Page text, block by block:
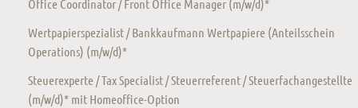
Office Coordinator / Front Office Manager (m/w/d)*
Wertpapierspezialist / Bankkaufmann Wertpapiere (Anteilsschein
Operations) (m/w/d)*
Steuerexperte / Tax Specialist / Steuerreferent / Steuerfachangestellte
(m/w/d)* mit Homeoffice-Option